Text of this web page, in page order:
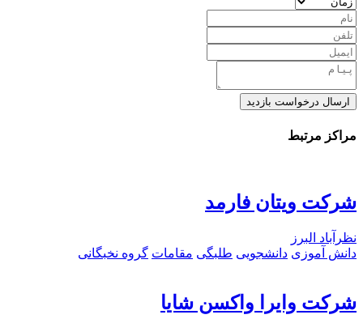
ارسال درخواست بازدید
مراکز مرتبط
شرکت ویتان فارمد
نظرآباد البرز
دانش آموزی دانشجویی طلبگی مقامات گروه نخبگانی
شرکت وایرا واکسن شایا